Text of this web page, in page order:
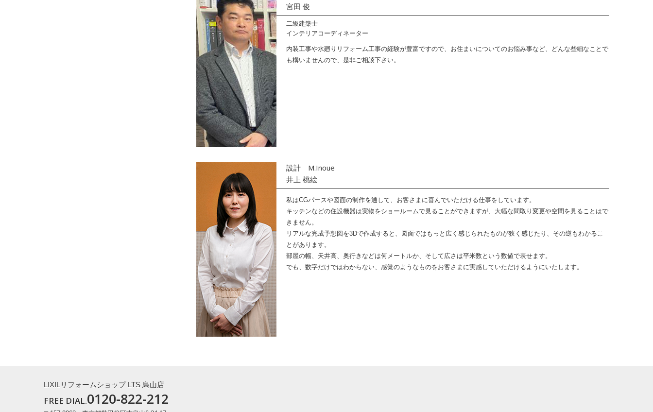
宮田 俊
二級建築士
インテリアコーディネーター
内装工事や水廻りリフォーム工事の経験が豊富ですので、お住まいについてのお悩み事など、どんな些細なことで
も構いませんので、是非ご相談下さい。
設計 M.Inoue
井上 桃絵
私はCGパースや図面の制作を通して、お客さまに喜んでいただける仕事をしています。
キッチンなどの住設機器は実物をショールームで見ることができますが、大幅な間取り変更や空間を見ることはで
きません。
リアルな完成予想図を3Dで作成すると、図面ではもっと広く感じられたものが狭く感じたり、その逆もわかるこ
とがあります。
部屋の幅、天井高、奥行きなどは何メートルか、そして広さは平米数という数値で表せます。
でも、数字だけではわからない、感覚のようなものをお客さまに実感していただけるようにいたします。
LIXILリフォームショップ LTS 烏山店
FREE DIAL.0120-822-212